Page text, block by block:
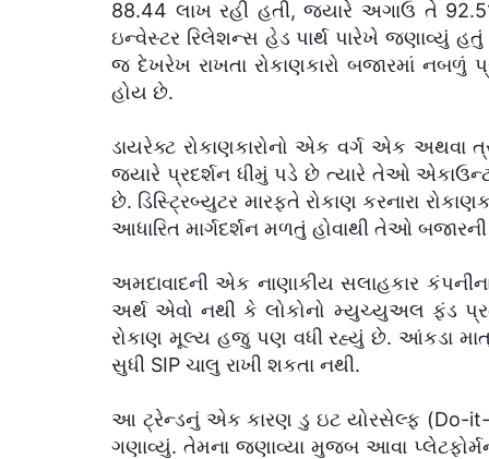
88.44 લાખ રહી હતી, જ્યારે અગાઉ તે
ઇન્વેસ્ટર રિલેશન્સ હેડ પાર્થ પારેખે જણાવ્યું હતું
જ દેખરેખ રાખતા રોકાણકારો બજારમાં નબળું
હોય છે.
ડાયરેક્ટ રોકાણકારોનો એક વર્ગ એક અથવા
જ્યારે પ્રદર્શન ધીમું પડે છે ત્યારે તેઓ
છે. ડિસ્ટ્રિબ્યુટર મારફતે રોકાણ કરનારા
આધારિત માર્ગદર્શન મળતું હોવાથી તેઓ
અમદાવાદની એક નાણાકીય સલાહકાર
અર્થ એવો નથી કે લોકોનો મ્યુચ્યુઅલ ફંડ
રોકાણ મૂલ્ય હજુ પણ વધી રહ્યું છે. આંકડા
સુધી SIP ચાલુ રાખી શકતા નથી.
આ ટ્રેન્ડનું એક કારણ ડુ ઇટ યોરસેલ્ફ (Do-it-
ગણાવ્યું. તેમના જણાવ્યા મુજબ આવા